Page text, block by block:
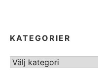
KATEGORIER
Kategorier